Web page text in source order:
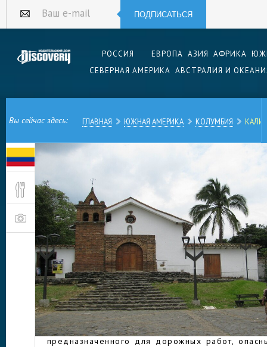
Ваш e-mail ПОДПИСАТЬСЯ
РОССИЯ ЕВРОПА АЗИЯ АФРИКА
СЕВЕРНАЯ АМЕРИКА АВСТРАЛИЯ И
Вы сейчас здесь: ГЛАВНАЯ ЮЖНАЯ АМЕРИКА КОЛУМБИЯ КАЛИ
КАЛИ
западной части Колумбии, у подножия горной
Кордильеры. Сегодня это третий по
Он славится старым центром, интересными
особняками «сахарных баронов».
Кали по праву гордится своей богатой на
поселение в этом месте испанские
До их прихода в горной долине жило около
большая часть которых вынуждены были
В середине прошлого столетия в городе
страшных трагедий в Колумбии: при
густонаселенный район нескольких десятков
предназначенного для дорожных работ,